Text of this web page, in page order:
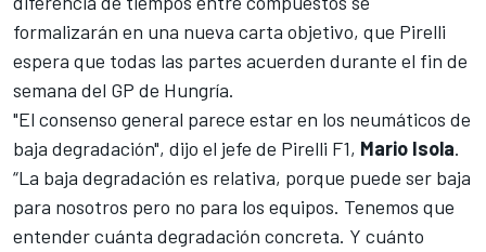
formalizarán en una nueva carta objetivo, que Pirelli
espera que todas las partes acuerden durante el fin de
semana del GP de Hungría.
"El consenso general parece estar en los neumáticos de
baja degradación", dijo el jefe de Pirelli F1, Mario Isola.
“La baja degradación es relativa, porque puede ser baja
para nosotros pero no para los equipos. Tenemos que
entender cuánta degradación concreta. Y cuánto